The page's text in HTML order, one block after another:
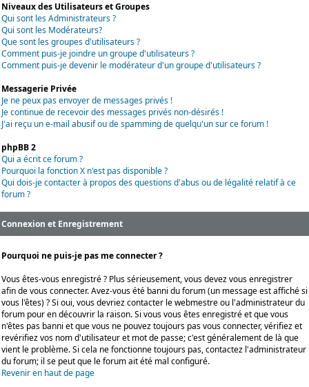
Niveaux des Utilisateurs et Groupes
Qui sont les Administrateurs ?
Qui sont les Modérateurs?
Que sont les groupes d'utilisateurs ?
Comment puis-je joindre un groupe d'utilisateurs ?
Comment puis-je devenir le modérateur d'un groupe d'utilisateurs ?
Messagerie Privée
Je ne peux pas envoyer de messages privés !
Je continue de recevoir des messages privés non-désirés !
J'ai reçu un e-mail abusif ou de spamming de quelqu'un sur ce forum !
phpBB 2
Qui a écrit ce forum ?
Pourquoi la fonction X n'est pas disponible ?
Qui dois-je contacter à propos des questions d'abus ou de légalité relatif à ce
forum ?
Connexion et Enregistrement
Pourquoi ne puis-je pas me connecter ?
Vous êtes-vous enregistré ? Plus sérieusement, vous devez vous enregistrer
afin de vous connecter. Avez-vous été banni du forum (un message est affiché si
vous l'êtes) ? Si oui, vous devriez contacter le webmestre ou l'administrateur du
forum pour en découvrir la raison. Si vous vous êtes enregistré et que vous
n'êtes pas banni et que vous ne pouvez toujours pas vous connecter, vérifiez et
revérifiez vos nom d'utilisateur et mot de passe; c'est généralement de là que
vient le problème. Si cela ne fonctionne toujours pas, contactez l'administrateur
du forum; il se peut que le forum ait été mal configuré.
Revenir en haut de page